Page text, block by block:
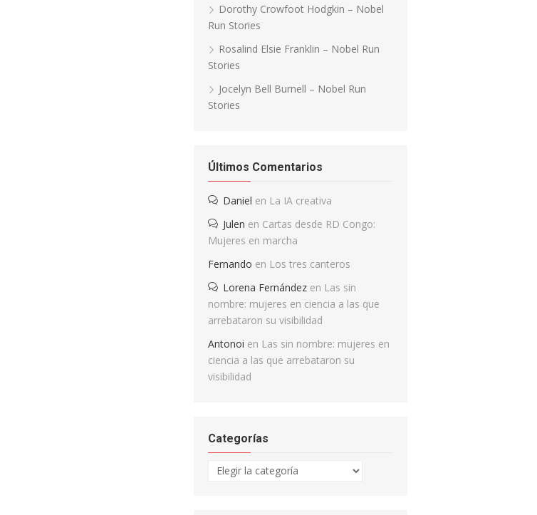
Dorothy Crowfoot Hodgkin – Nobel
Run Stories
Rosalind Elsie Franklin – Nobel Run
Stories
Jocelyn Bell Burnell – Nobel Run
Stories
Últimos Comentarios
Daniel en La IA creativa
Julen en Cartas desde RD Congo:
Mujeres en marcha
Fernando en Los tres canteros
Lorena Fernández en Las sin
nombre: mujeres en ciencia a las que
arrebataron su visibilidad
Antonoi en Las sin nombre: mujeres en
ciencia a las que arrebataron su
visibilidad
Categorías
Categorías